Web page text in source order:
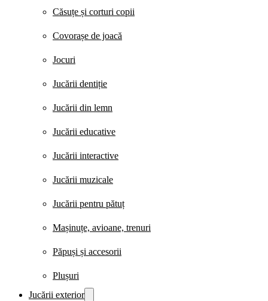
Căsuțe și corturi copii
Covorașe de joacă
Jocuri
Jucării dentiție
Jucării din lemn
Jucării educative
Jucării interactive
Jucării muzicale
Jucării pentru pătuț
Mașinuțe, avioane, trenuri
Păpuși și accesorii
Plușuri
Jucării exterior